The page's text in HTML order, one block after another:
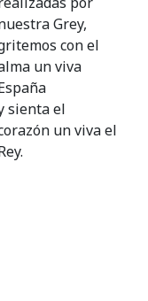
Grey,
con el
un viva
sienta el
un viva el